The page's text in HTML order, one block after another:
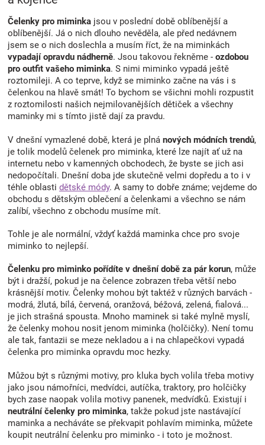
a
c
í
p
r
v
k
y
v
ý
i
s
u
Čelenky pro miminka jsou v poslední době oblíbenější a
oblíbenější. Já o nich dlouho nevěděla, ale před nedávnem
jsem se o nich doslechla a musím říct, že na miminkách
vypadají opravdu nádherně. Jsou takovou řekněme - ozdobou
pro outfit vašeho miminka. S nimi miminko vypadá ještě
roztomileji. A co teprve, když se miminko začne na vás i s
čelenkou na hlavě smát! To bychom se všichni mohli rozpustit
z roztomilosti našich nejmilovanějších dětiček a všechny
maminky mi s tímto jistě dají za pravdu.
V dnešní vymazlené době, která je plná nových módních trendů,
je tolik modelů čelenek pro miminka, které lze najít ať už na
internetu nebo v kamenných obchodech, že byste se jich asi
nedopočítali. Dnešní doba jde skutečně velmi dopředu a to i v
téhle oblasti dětské módy. A samy to dobře známe; vejdeme do
obchodu s dětským oblečení a čelenkami a všechno se nám
zalíbí, všechno z obchodu musíme mít.
Tohle je ale normální, vždyť každá maminka chce pro svoje
miminko to nejlepší.
Čelenku pro miminko pořídíte v dnešní době za pár korun, může
být i dražší, pokud je na čelence zobrazen třeba větší nebo
krásnější motiv. Čelenky mohou být taktéž v různých barvách -
modrá, žlutá, bílá, červená, oranžová, béžová, zelená, fialová...
je jich strašná spousta. Mnoho maminek si také mylně myslí,
že čelenky mohou nosit jenom miminka (holčičky). Není tomu
ale tak, fantazii se meze nekladou a i na chlapečkovi vypadá
čelenka pro miminka opravdu moc hezky.
Můžou být s různými motivy, pro kluka bych volila třeba motivy
jako jsou námořníci, medvídci, autíčka, traktory, pro holčičky
bych zase naopak volila motivy panenek, medvídků. Existují i
neutrální čelenky pro miminka, takže pokud jste nastávající
maminka a necháváte se překvapit pohlavím miminka, můžete
koupit neutrální čelenku pro miminko - i toto je možnost.